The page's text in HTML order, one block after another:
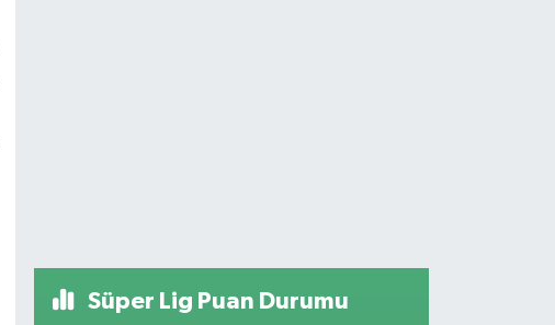
Süper Lig Puan Durumu